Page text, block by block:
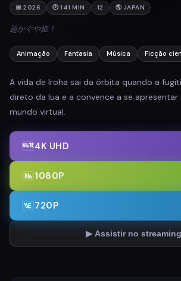
📅 2026 🕐 141 MIN 12 🌎 JAPAN
超かぐや姫！
Animação Fantasia Música Ficção
A vida de Iroha sai da órbita quando a
direto da lua e a convence a se
mundo virtual.
4K UHD
1080P
720P
▶ Assistir no streaming